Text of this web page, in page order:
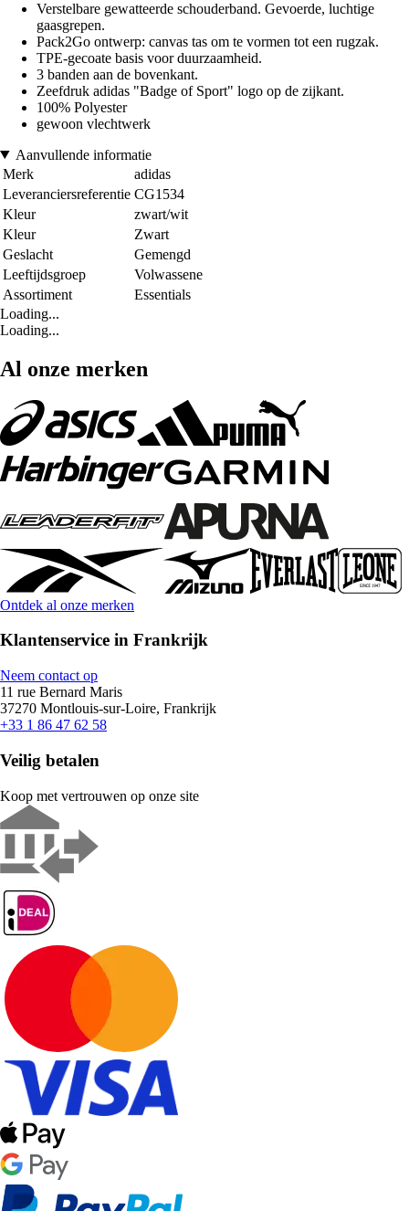
Verstelbare gewatteerde schouderband. Gevoerde, luchtige
gaasgrepen.
Pack2Go ontwerp: canvas tas om te vormen tot een rugzak.
TPE-gecoate basis voor duurzaamheid.
3 banden aan de bovenkant.
Zeefdruk adidas "Badge of Sport" logo op de zijkant.
100% Polyester
gewoon vlechtwerk
Aanvullende informatie
Merk
adidas
Leveranciersreferentie CG1534
Kleur
zwart/wit
Kleur
Zwart
Geslacht
Gemengd
Leeftijdsgroep
Volwassene
Assortiment
Essentials
Loading...
Loading...
Al onze merken
Ontdek al onze merken
Klantenservice in Frankrijk
Neem contact op
11 rue Bernard Maris
37270 Montlouis-sur-Loire, Frankrijk
+33 1 86 47 62 58
Veilig betalen
Koop met vertrouwen op onze site